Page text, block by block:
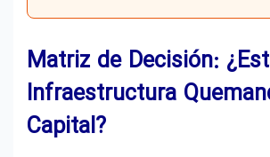
Matriz de Decisión:
Infraestructura
Capital?